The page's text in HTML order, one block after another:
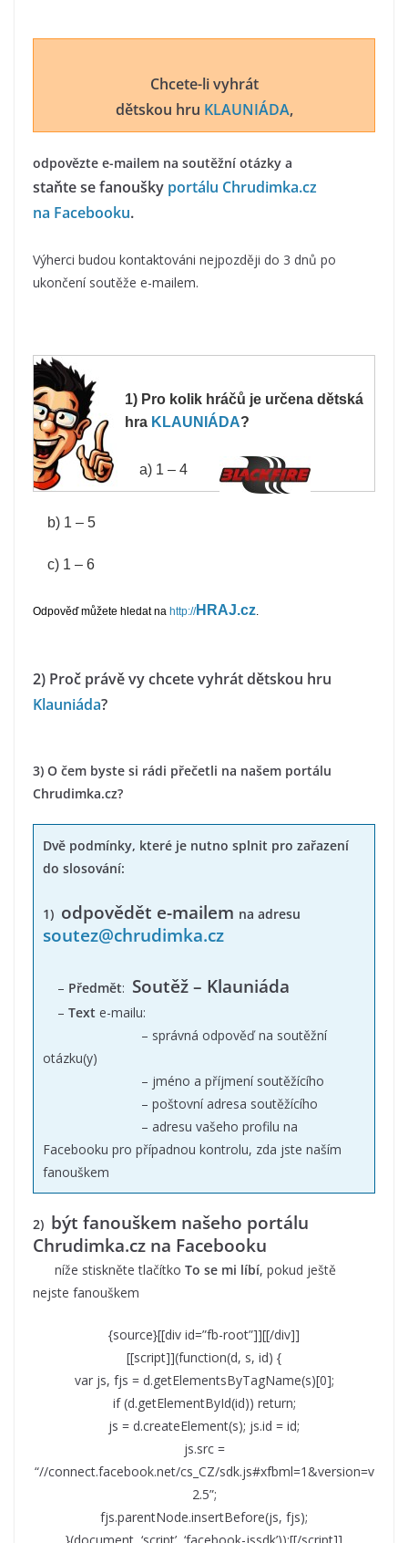
Chcete-li vyhrát
dětskou hru KLAUNIÁDA,
odpovězte e-mailem na soutěžní otázky a
staňte se fanoušky portálu Chrudimka.cz
na Facebooku.
Výherci budou kontaktováni nejpozději do 3 dnů po
ukončení soutěže e-mailem.
1) Pro kolik hráčů je určena dětská
hra KLAUNIÁDA?
a) 1 – 4
b) 1 – 5
c) 1 – 6
Odpověď můžete hledat na http://HRAJ.cz.
2) Proč právě vy chcete vyhrát dětskou hru
Klauniáda?
3) O čem byste si rádi přečetli na našem portálu
Chrudimka.cz?
Dvě podmínky, které je nutno splnit pro zařazení
do slosování:
1) odpovědět e-mailem na adresu
soutez@chrudimka.cz
– Předmět: Soutěž – Klauniáda
– Text e-mailu:
– správná odpověď na soutěžní
otázku(y)
– jméno a příjmení soutěžícího
– poštovní adresa soutěžícího
– adresu vašeho profilu na
Facebooku pro případnou kontrolu, zda jste naším
fanouškem
2) být fanouškem našeho portálu
Chrudimka.cz na Facebooku
níže stiskněte tlačítko To se mi líbí, pokud ještě
nejste fanouškem
{source}[[div id=”fb-root”]][[/div]]
[[script]](function(d, s, id) {
var js, fjs = d.getElementsByTagName(s)[0];
if (d.getElementById(id)) return;
js = d.createElement(s); js.id = id;
js.src =
“//connect.facebook.net/cs_CZ/sdk.js#xfbml=1&version=v
2.5”;
fjs.parentNode.insertBefore(js, fjs);